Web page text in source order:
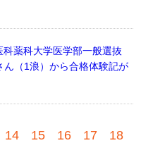
科薬科大学医学部一般選抜
ん（1浪）から合格体験記が
14 15 16 17
18